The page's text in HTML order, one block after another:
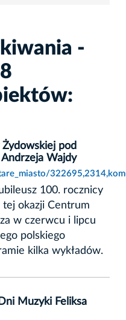
-
pod
Wajdy
100. rocznicy
tej okazji Centrum
w czerwcu i lipcu
polskiego
kilka wykładów.
Muzyki Feliksa